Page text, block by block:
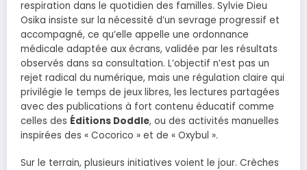
respiration dans le quotidien des familles. Sylvie Dieu
Osika insiste sur la nécessité d’un sevrage progressif et
accompagné, ce qu’elle appelle une ordonnance
médicale adaptée aux écrans, validée par les résultats
observés dans sa consultation. L’objectif n’est pas un
rejet radical du numérique, mais une régulation claire qui
privilégie le temps de jeux libres, les lectures partagées
avec des publications à fort contenu éducatif comme
celles des Éditions Doddle, ou des activités manuelles
inspirées des « Cocorico » et de « Oxybul ».
Sur le terrain, plusieurs initiatives voient le jour. Crèches